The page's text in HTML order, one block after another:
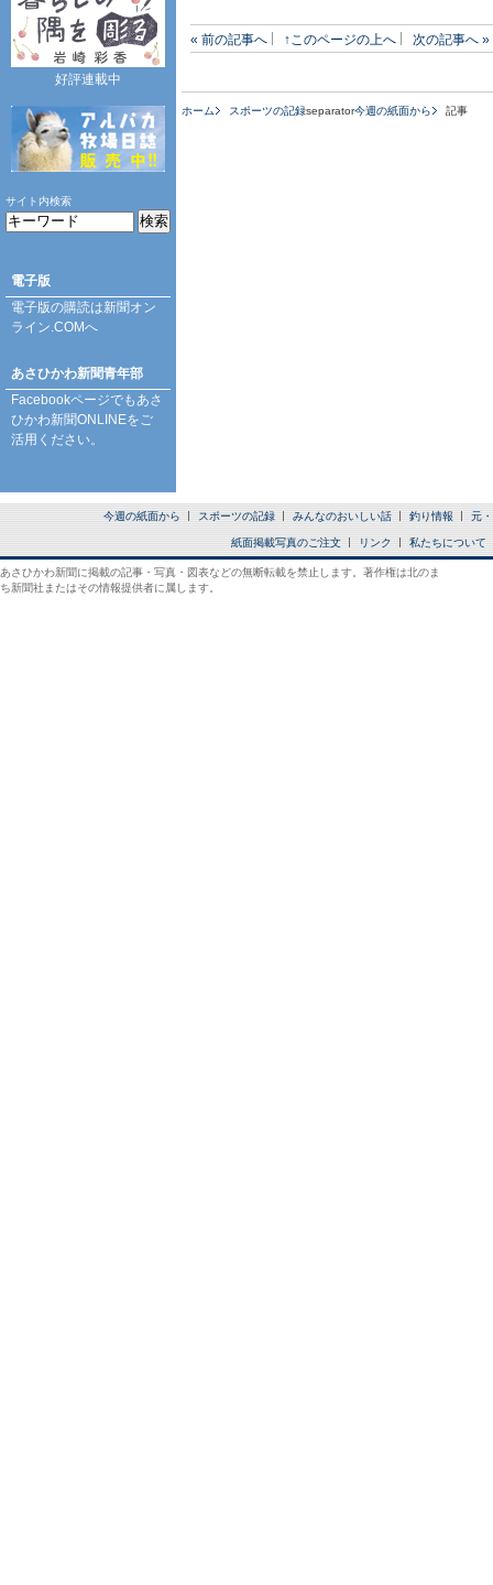
« 前の記事へ ↑このページの上へ 次の記事へ »
ホーム スポーツの記録separator今週の紙面から 記事
好評連載中
サイト内検索
電子版
電子版の購読は新聞オン
ライン.COMへ
あさひかわ新聞青年部
Facebookページでもあさ
ひかわ新聞ONLINEをご
活用ください。
今週の紙面から スポーツの記録 みんなのおいしい話 釣り情報 元
紙面掲載写真のご注文 リンク 私たちについて
あさひかわ新聞に掲載の記事・写真・図表などの無断転載を禁止します。著作権は北のま
ち新聞社またはその情報提供者に属します。